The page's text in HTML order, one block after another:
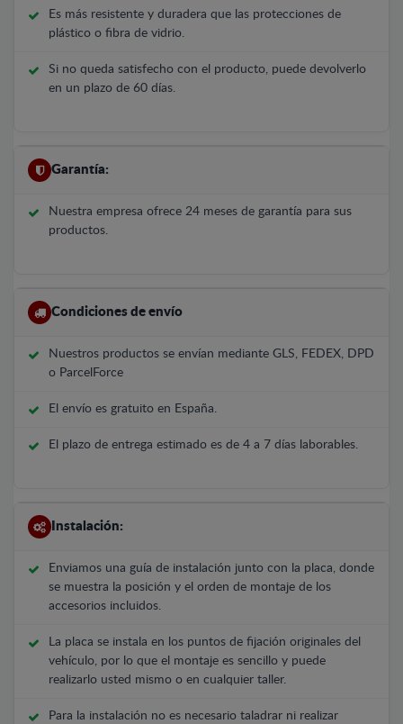
Es más resistente y duradera que las protecciones de
plástico o fibra de vidrio.
Si no queda satisfecho con el producto, puede devolverlo
en un plazo de 60 días.
Garantía:
Nuestra empresa ofrece 24 meses de garantía para sus
productos.
Condiciones de envío
Nuestros productos se envían mediante GLS, FEDEX, DPD
o ParcelForce
El envío es gratuito en España.
El plazo de entrega estimado es de 4 a 7 días laborables.
Instalación:
Enviamos una guía de instalación junto con la placa, donde
se muestra la posición y el orden de montaje de los
accesorios incluidos.
La placa se instala en los puntos de fijación originales del
vehículo, por lo que el montaje es sencillo y puede
realizarlo usted mismo o en cualquier taller.
Para la instalación no es necesario taladrar ni realizar